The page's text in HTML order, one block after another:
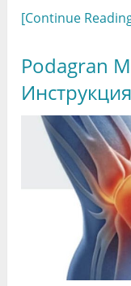
[Continue
Podagran